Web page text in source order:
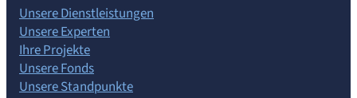
Unsere Dienstleistungen
Unsere Experten
Ihre Projekte
Unsere Fonds
Unsere Standpunkte